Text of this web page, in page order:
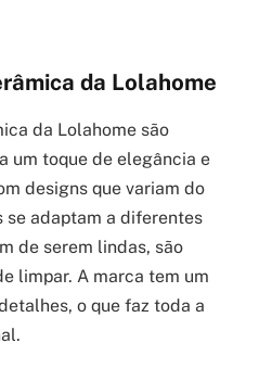
da Lolahome
da Lolahome são
um toque de elegância e
designs que variam do
se adaptam a diferentes
de serem lindas, são
limpar. A marca tem um
o que faz toda a